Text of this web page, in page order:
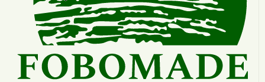
Ver mas